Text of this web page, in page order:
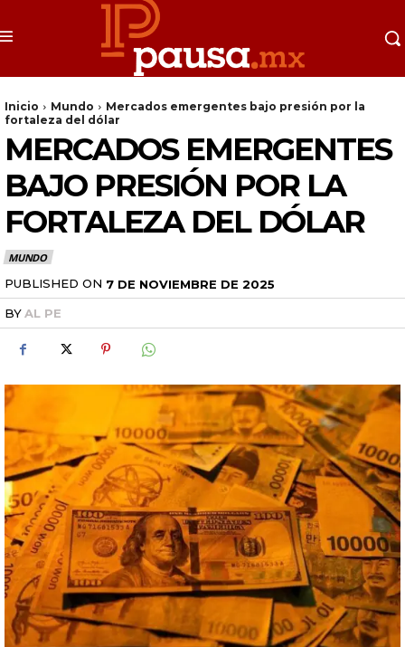
Inicio Mundo
Mercados emergentes bajo presión por la
fortaleza del dólar
MERCADOS EMERGENTES
BAJO PRESIÓN POR LA
FORTALEZA DEL DÓLAR
MUNDO
PUBLISHED ON 7 DE NOVIEMBRE DE 2025
BYAL PE